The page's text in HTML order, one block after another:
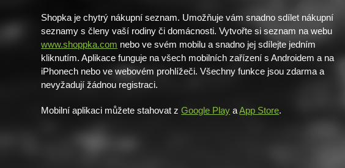
Shopka je chytrý nákupní seznam. Umožňuje vám snadno sdílet nákupní
seznamy s členy vaší rodiny či domácnosti. Vytvořte si seznam na webu
www.shoppka.com nebo ve svém mobilu a snadno jej sdílejte jedním
kliknutím. Aplikace funguje na všech mobilních zařízení s Androidem a na
iPhonech nebo ve webovém prohlížeči. Všechny funkce jsou zdarma a
nevyžadují žádnou registraci.
Mobilní aplikaci můžete stahovat zGoogle Play aApp Store.